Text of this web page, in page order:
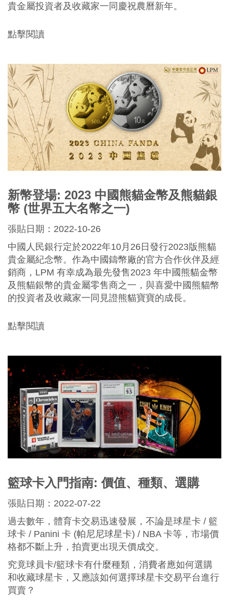
貴金屬投資者及收藏家一同慶祝農曆新年。
點擊閱讀
新幣登場: 2023 中國熊貓金幣及熊貓銀
幣 (世界五大名幣之一)
張貼日期：2022-10-26
中國人民銀行定於2022年10月26日發行2023版熊貓
貴金屬紀念幣。作為中國鑄幣廠的官方合作伙伴及經
銷商，LPM 有幸成為最先發售2023 年中國熊貓金幣
及熊貓銀幣的貴金屬零售商之一，與喜愛中國熊貓幣
的投資者及收藏家一同見證熊貓寶寶的成長。
點擊閱讀
籃球卡入門指南: 價值、種類、選購
張貼日期：2022-07-22
過去數年，體育卡交易迅速發展，不論是球星卡 / 籃
球卡 / Panini 卡 (帕尼尼球星卡) / NBA 卡等，市場價
格都不斷上升，拍賣更出現天價成交。
究竟球員卡/籃球卡有什麼種類，消費者應如何選購
和收藏球星卡，又應該如何選擇球星卡交易平台進行
買賣？